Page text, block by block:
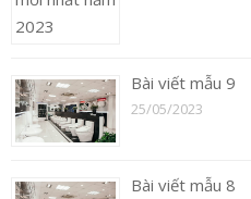
Bài viết mẫu 9
25/05/2023
Bài viết mẫu 8